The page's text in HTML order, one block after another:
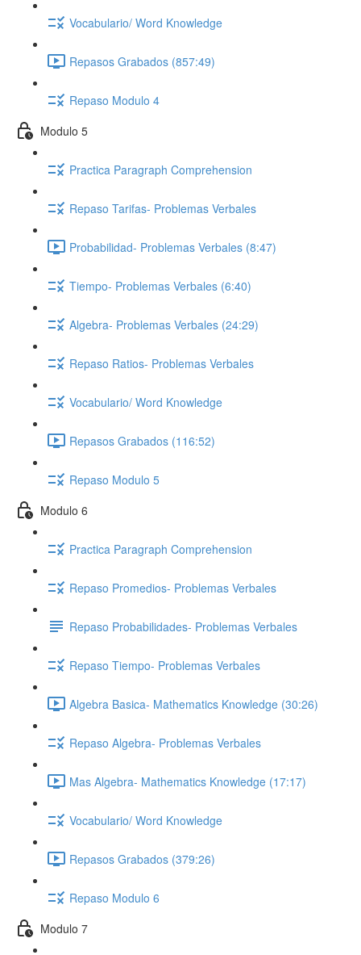
Vocabulario/ Word Knowledge
Repasos Grabados (857:49)
Repaso Modulo 4
Modulo 5
Practica Paragraph Comprehension
Repaso Tarifas- Problemas Verbales
Probabilidad- Problemas Verbales (8:47)
Tiempo- Problemas Verbales (6:40)
Algebra- Problemas Verbales (24:29)
Repaso Ratios- Problemas Verbales
Vocabulario/ Word Knowledge
Repasos Grabados (116:52)
Repaso Modulo 5
Modulo 6
Practica Paragraph Comprehension
Repaso Promedios- Problemas Verbales
Repaso Probabilidades- Problemas Verbales
Repaso Tiempo- Problemas Verbales
Algebra Basica- Mathematics Knowledge (30:26)
Repaso Algebra- Problemas Verbales
Mas Algebra- Mathematics Knowledge (17:17)
Vocabulario/ Word Knowledge
Repasos Grabados (379:26)
Repaso Modulo 6
Modulo 7